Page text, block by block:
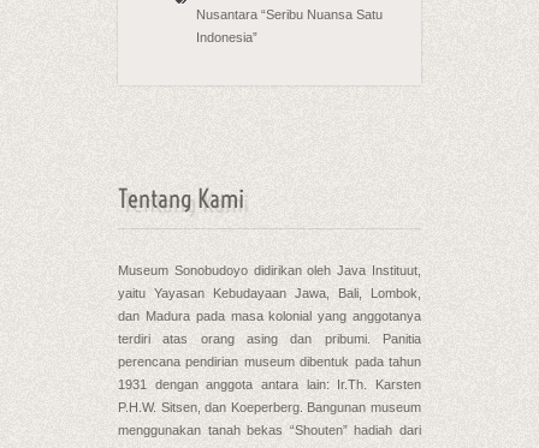
Nusantara “Seribu Nuansa Satu
Indonesia”
Tentang Kami
Museum Sonobudoyo didirikan oleh Java Instituut,
yaitu Yayasan Kebudayaan Jawa, Bali, Lombok,
dan Madura pada masa kolonial yang anggotanya
terdiri atas orang asing dan pribumi. Panitia
perencana pendirian museum dibentuk pada tahun
1931 dengan anggota antara lain: Ir.Th. Karsten
P.H.W. Sitsen, dan Koeperberg. Bangunan museum
menggunakan tanah bekas “Shouten” hadiah dari